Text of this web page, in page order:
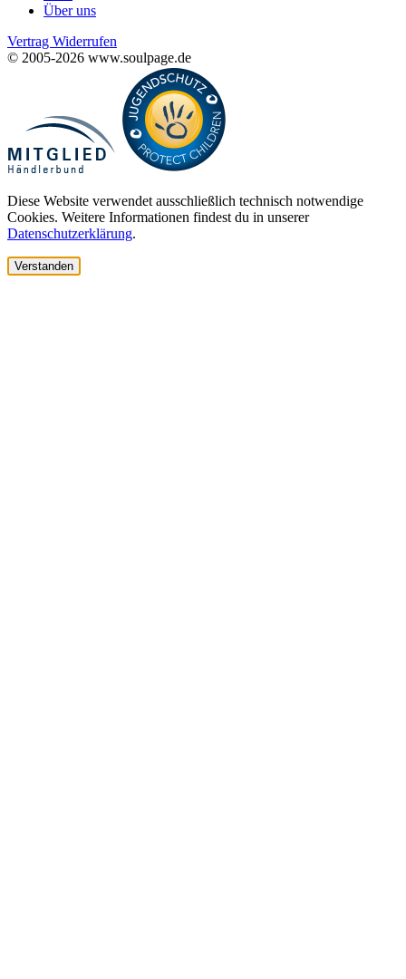
Über uns
Vertrag Widerrufen
© 2005-2026 www.soulpage.de
Diese Website verwendet ausschließlich technisch notwendige
Cookies. Weitere Informationen findest du in unserer
Datenschutzerklärung.
Verstanden